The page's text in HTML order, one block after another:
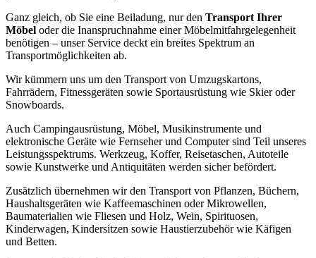
Ganz gleich, ob Sie eine Beiladung, nur den Transport Ihrer
Möbel oder die Inanspruchnahme einer Möbelmitfahrgelegenheit
benötigen – unser Service deckt ein breites Spektrum an
Transportmöglichkeiten ab.
Wir kümmern uns um den Transport von Umzugskartons,
Fahrrädern, Fitnessgeräten sowie Sportausrüstung wie Skier oder
Snowboards.
Auch Campingausrüstung, Möbel, Musikinstrumente und
elektronische Geräte wie Fernseher und Computer sind Teil unseres
Leistungsspektrums. Werkzeug, Koffer, Reisetaschen, Autoteile
sowie Kunstwerke und Antiquitäten werden sicher befördert.
Zusätzlich übernehmen wir den Transport von Pflanzen, Büchern,
Haushaltsgeräten wie Kaffeemaschinen oder Mikrowellen,
Baumaterialien wie Fliesen und Holz, Wein, Spirituosen,
Kinderwagen, Kindersitzen sowie Haustierzubehör wie Käfigen
und Betten.